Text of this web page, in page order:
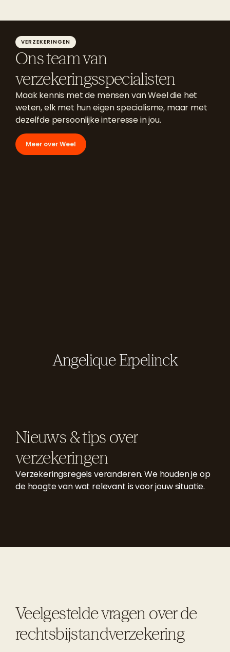
VERZEKERINGEN
Ons team van
verzekeringsspecialisten
Maak kennis met de mensen van Weel die het
weten, elk met hun eigen specialisme, maar met
dezelfde persoonlijke interesse in jou.
Meer over Weel
Angelique Erpelinck
Nieuws & tips over
verzekeringen
Verzekeringsregels veranderen. We houden je op
de hoogte van wat relevant is voor jouw situatie.
Veelgestelde vragen over de
rechtsbijstandverzekering